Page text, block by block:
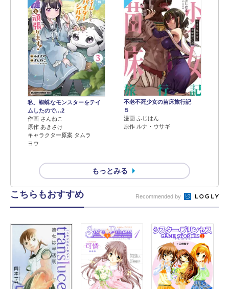
私、蜘蛛なモンスターをテイ
ムしたので…2
作画 さんねこ
原作 あきさけ
キャラクター原案 タムラ
ヨウ
不老不死少女の苗床旅行記
５
漫画 ふじはん
原作 ルナ・ウサギ
もっとみる
こちらもおすすめ Recommended by